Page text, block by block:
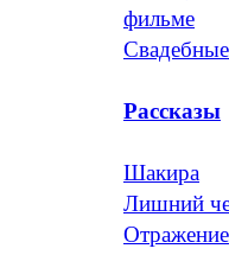
фильме
Рассказы
Шакира
Лишний
Отражение